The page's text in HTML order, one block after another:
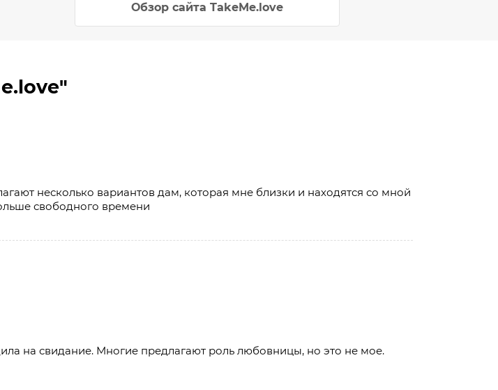
Обзор сайта TakeMe.love
несколько вариантов дам, которая мне близки и находятся со мной
свободного времени
на свидание. Многие предлагают роль любовницы, но это не мое.